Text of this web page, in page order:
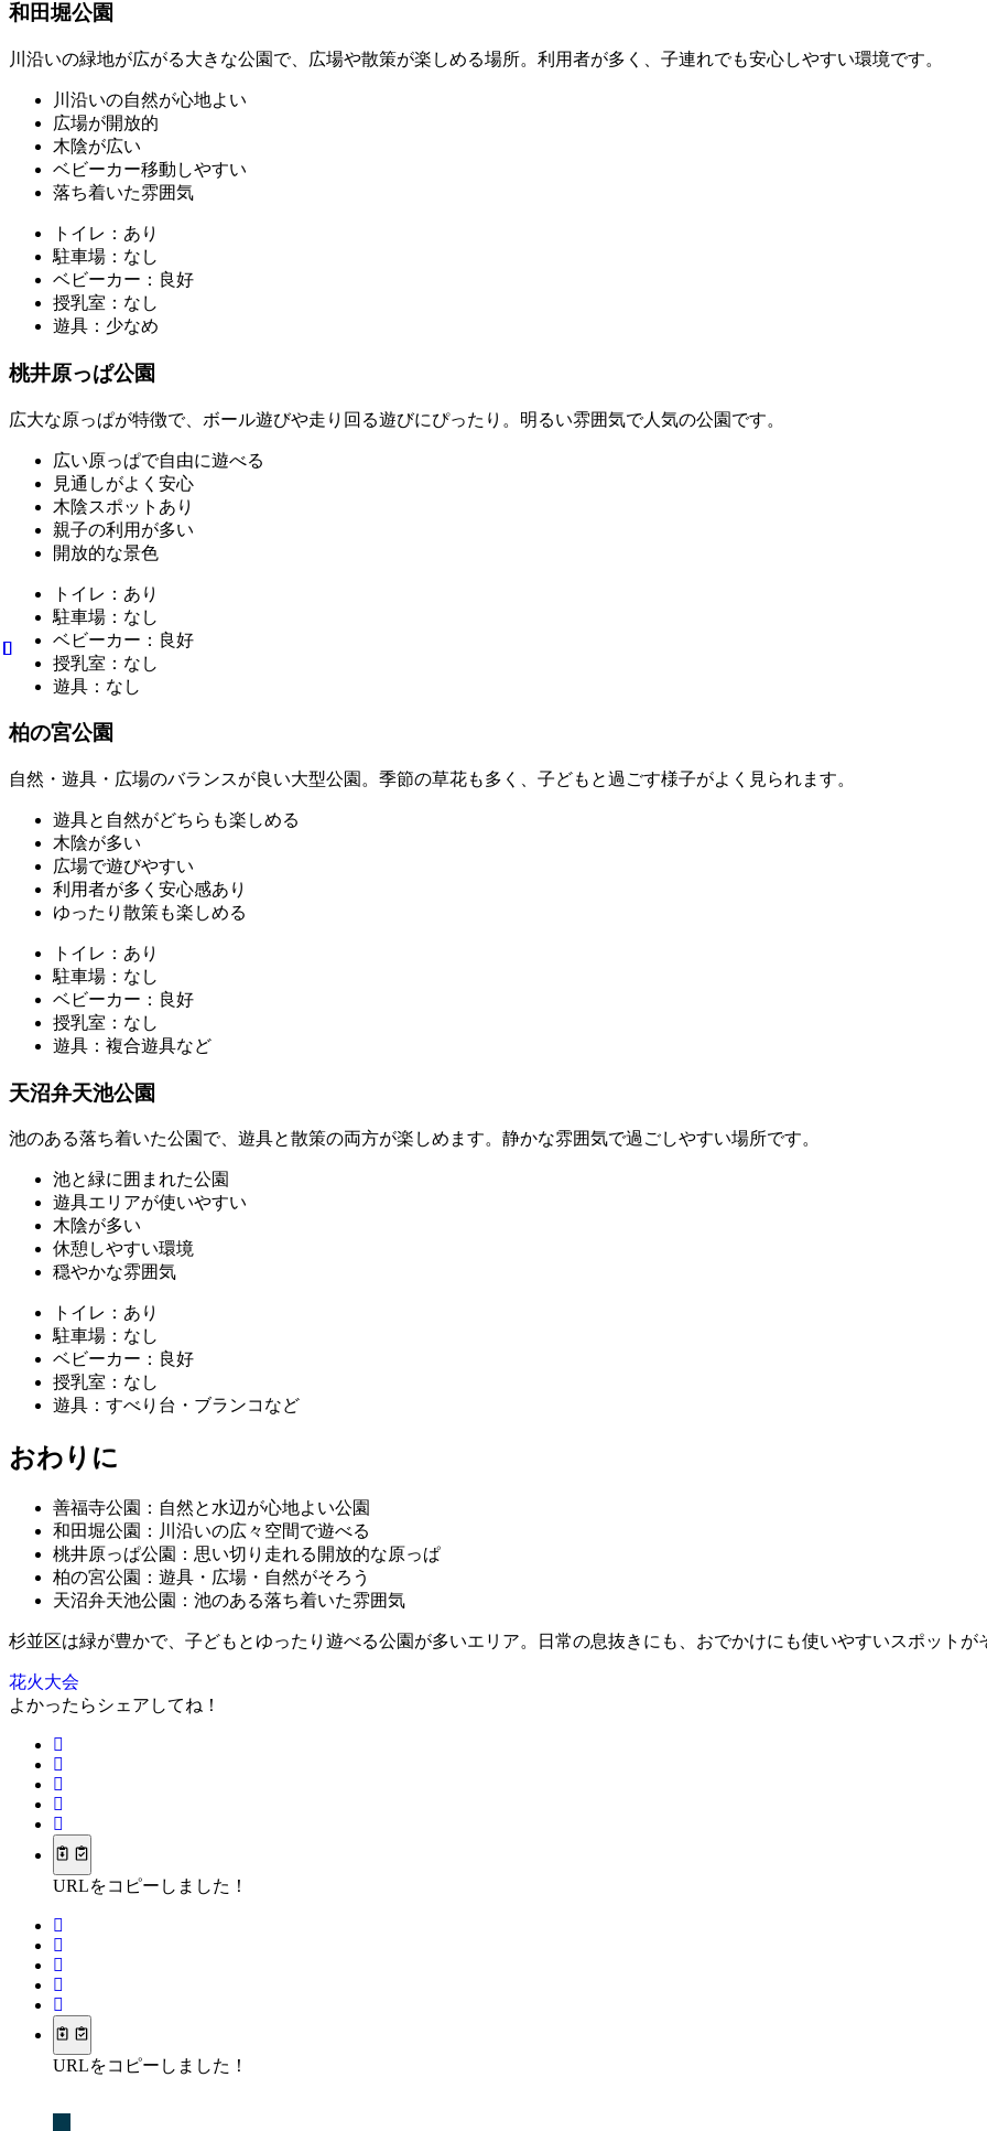
和田堀公園
川沿いの緑地が広がる大きな公園で、広場や散策が楽しめる場所。利用者が多く、子連れでも安心しやすい環境です。
川沿いの自然が心地よい
広場が開放的
木陰が広い
ベビーカー移動しやすい
落ち着いた雰囲気
トイレ：あり
駐車場：なし
ベビーカー：良好
授乳室：なし
遊具：少なめ
桃井原っぱ公園
広大な原っぱが特徴で、ボール遊びや走り回る遊びにぴったり。明るい雰囲気で人気の公園です。
広い原っぱで自由に遊べる
見通しがよく安心
木陰スポットあり
親子の利用が多い
開放的な景色
トイレ：あり
駐車場：なし
ベビーカー：良好
授乳室：なし
遊具：なし
柏の宮公園
自然・遊具・広場のバランスが良い大型公園。季節の草花も多く、子どもと過ごす様子がよく見られます。
遊具と自然がどちらも楽しめる
木陰が多い
広場で遊びやすい
利用者が多く安心感あり
ゆったり散策も楽しめる
トイレ：あり
駐車場：なし
ベビーカー：良好
授乳室：なし
遊具：複合遊具など
天沼弁天池公園
池のある落ち着いた公園で、遊具と散策の両方が楽しめます。静かな雰囲気で過ごしやすい場所です。
池と緑に囲まれた公園
遊具エリアが使いやすい
木陰が多い
休憩しやすい環境
穏やかな雰囲気
トイレ：あり
駐車場：なし
ベビーカー：良好
授乳室：なし
遊具：すべり台・ブランコなど
おわりに
善福寺公園：自然と水辺が心地よい公園
和田堀公園：川沿いの広々空間で遊べる
桃井原っぱ公園：思い切り走れる開放的な原っぱ
柏の宮公園：遊具・広場・自然がそろう
天沼弁天池公園：池のある落ち着いた雰囲気
杉並区は緑が豊かで、子どもとゆったり遊べる公園が多いエリア。日常の息抜きにも、おでかけにも使いやすいスポットが
花火大会
よかったらシェアしてね！
URLをコピーしました！
URLをコピーしました！